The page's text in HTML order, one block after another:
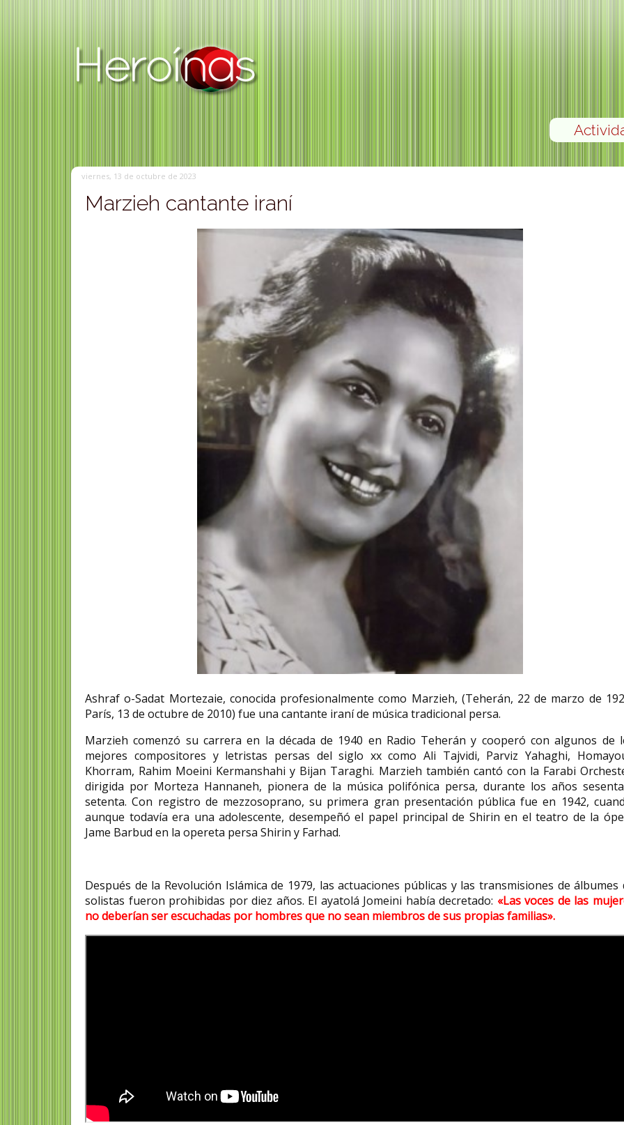
viernes, 13 de octubre de 2023
Marzieh cantante iraní
Ashraf o-Sadat Mortezaie, conocida profesionalmente como Marzieh, (Teherán, 22 de marzo de
París, 13 de octubre de 2010) fue una cantante iraní de música tradicional persa.
Marzieh comenzó su carrera en la década de 1940 en Radio Teherán y cooperó con algunos de
mejores compositores y letristas persas del siglo xx como Ali Tajvidi, Parviz Yahaghi,
Khorram, Rahim Moeini Kermanshahi y Bijan Taraghi. Marzieh también cantó con la Farabi
dirigida por Morteza Hannaneh, pionera de la música polifónica persa, durante los años
setenta. Con registro de mezzosoprano, su primera gran presentación pública fue en 1942,
aunque todavía era una adolescente, desempeñó el papel principal de Shirin en el teatro de la
Jame Barbud en la opereta persa Shirin y Farhad.
Después de la Revolución Islámica de 1979, las actuaciones públicas y las transmisiones de álbumes
solistas fueron prohibidas por diez años. El ayatolá Jomeini había decretado: «Las voces de las
no deberían ser escuchadas por hombres que no sean miembros de sus propias familias».
Léna Lazare activista
climática
Léna Lazare es una activista
climática francesa (21 de abril de
1998), conocida por su papel...
Vega maestra
Engracia del Río de la
(Aspariegos, 25 de
Zamora, 27 de